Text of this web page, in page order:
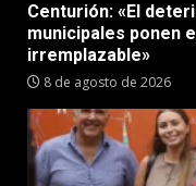
Centurión: «El
municipales ponen
irremplazable»
8 de agosto de 2026